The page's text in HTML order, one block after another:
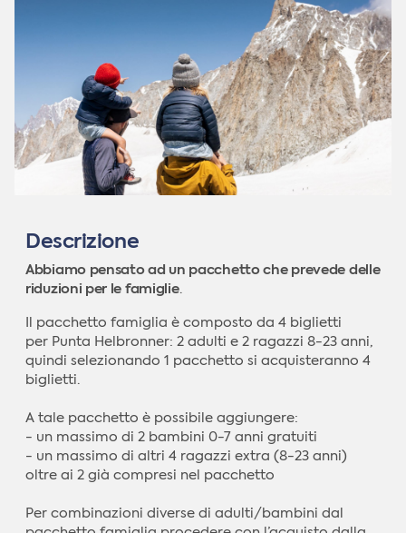
Descrizione
Abbiamo pensato ad un pacchetto che prevede delle
riduzioni per le famiglie.
Il pacchetto famiglia è composto da 4 biglietti
per Punta Helbronner: 2 adulti e 2 ragazzi 8-23 anni,
quindi selezionando 1 pacchetto si acquisteranno 4
biglietti.
A tale pacchetto è possibile aggiungere:
- un massimo di 2 bambini 0-7 anni gratuiti
- un massimo di altri 4 ragazzi extra (8-23 anni)
oltre ai 2 già compresi nel pacchetto
Per combinazioni diverse di adulti/bambini dal